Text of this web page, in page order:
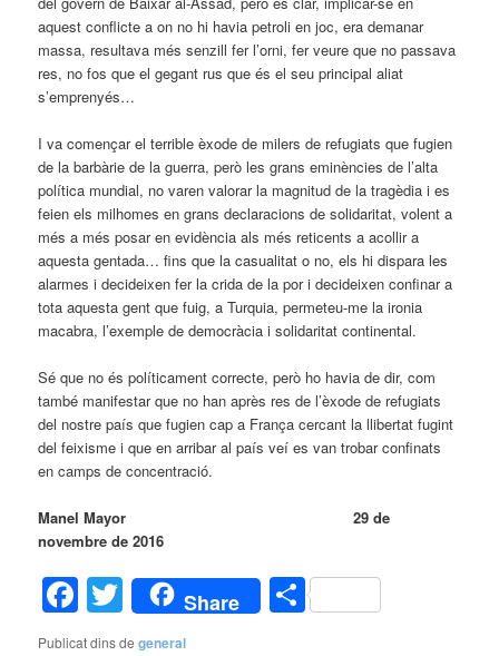
aquest conflicte a on no hi havia petroli en joc, era demanar
massa, resultava més senzill fer l’orni, fer veure que no passava
res, no fos que el gegant rus que és el seu principal aliat
s’emprenyés…
I va començar el terrible èxode de milers de refugiats que fugien
de la barbàrie de la guerra, però les grans eminències de l’alta
política mundial, no varen valorar la magnitud de la tragèdia i es
feien els milhomes en grans declaracions de solidaritat, volent a
més a més posar en evidència als més reticents a acollir a
aquesta gentada… fins que la casualitat o no, els hi dispara les
alarmes i decideixen fer la crida de la por i decideixen confinar a
tota aquesta gent que fuig, a Turquia, permeteu-me la ironia
macabra, l’exemple de democràcia i solidaritat continental.
Sé que no és políticament correcte, però ho havia de dir, com
també manifestar que no han après res de l’èxode de refugiats
del nostre país que fugien cap a França cercant la llibertat fugint
del feixisme i que en arribar al país veí es van trobar confinats
en camps de concentració.
Manel Mayor 29 de
novembre de 2016
Facebook
Twitter
Share Comparteix
Publicat dins de general